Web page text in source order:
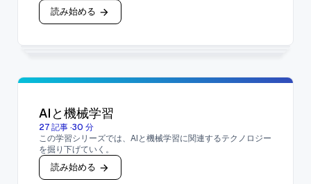
読み始める
AIと機械学習
27記事·30 分
この学習シリーズでは、AIと機械学習に関連するテクノロジー
を掘り下げていく。
読み始める